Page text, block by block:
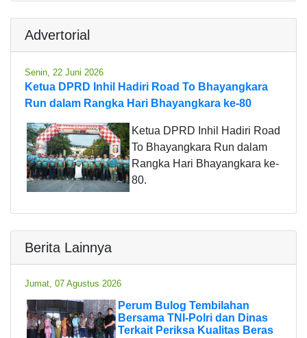
Advertorial
Senin, 22 Juni 2026
Ketua DPRD Inhil Hadiri Road To Bhayangkara
Run dalam Rangka Hari Bhayangkara ke-80
Ketua DPRD Inhil Hadiri Road
To Bhayangkara Run dalam
Rangka Hari Bhayangkara ke-
80.
Berita Lainnya
Jumat, 07 Agustus 2026
Perum Bulog Tembilahan
Bersama TNI-Polri dan Dinas
Terkait Periksa Kualitas Beras